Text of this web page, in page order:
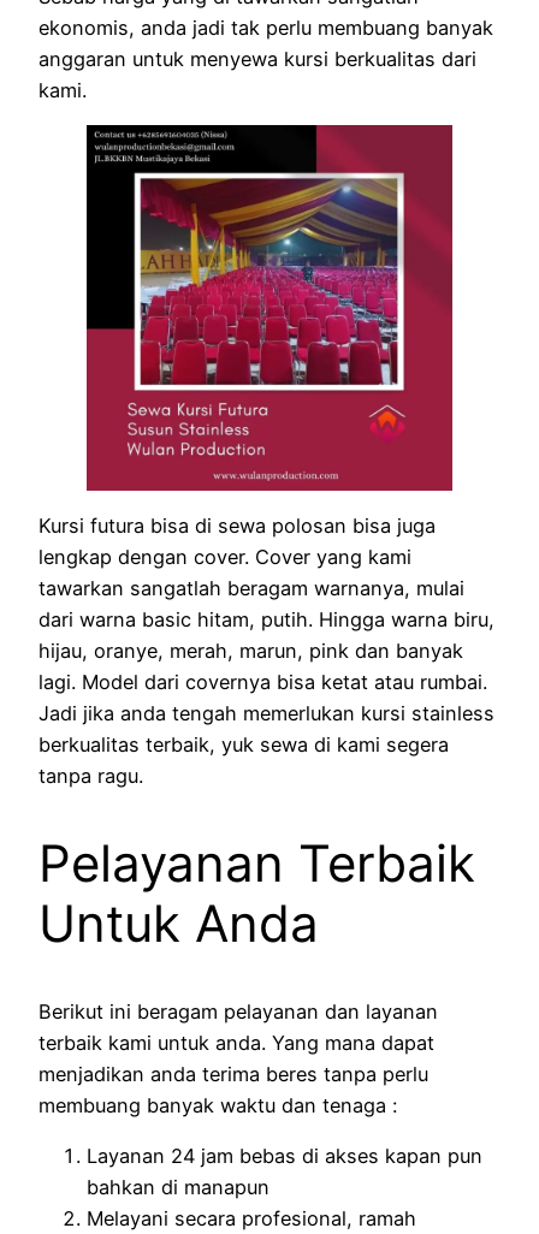
ekonomis, anda jadi tak perlu membuang banyak
anggaran untuk menyewa kursi berkualitas dari
kami.
Kursi futura bisa di sewa polosan bisa juga
lengkap dengan cover. Cover yang kami
tawarkan sangatlah beragam warnanya, mulai
dari warna basic hitam, putih. Hingga warna biru,
hijau, oranye, merah, marun, pink dan banyak
lagi. Model dari covernya bisa ketat atau rumbai.
Jadi jika anda tengah memerlukan kursi stainless
berkualitas terbaik, yuk sewa di kami segera
tanpa ragu.
Pelayanan Terbaik
Untuk Anda
Berikut ini beragam pelayanan dan layanan
terbaik kami untuk anda. Yang mana dapat
menjadikan anda terima beres tanpa perlu
membuang banyak waktu dan tenaga :
Layanan 24 jam bebas di akses kapan pun
bahkan di manapun
Melayani secara profesional, ramah